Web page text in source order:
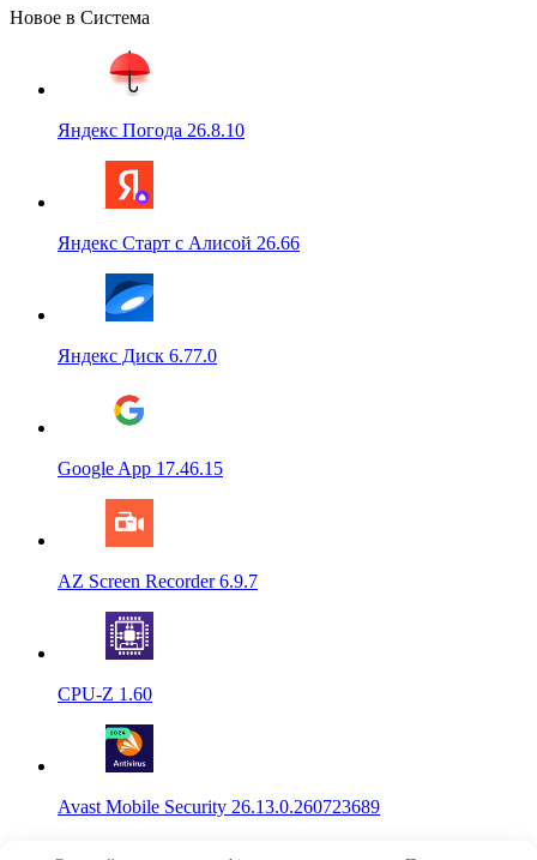
Новое в Система
Яндекс Погода 26.8.10
Яндекс Старт с Алисой 26.66
Яндекс Диск 6.77.0
Google App 17.46.15
AZ Screen Recorder 6.9.7
CPU-Z 1.60
Avast Mobile Security 26.13.0.260723689